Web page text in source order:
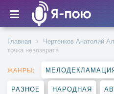
Главная Чертенков Анатолий
точка невозврата
ЖАНРЫ:
РАЗНОЕ НАРОДНАЯ